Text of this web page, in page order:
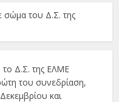
σώμα του Δ.Σ. της
το Δ.Σ. της ΕΛΜΕ
του συνεδρίαση,
Δεκεμβρίου και